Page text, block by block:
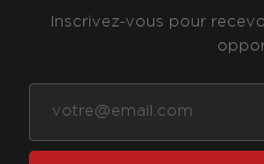
Inscrivez-vous pour